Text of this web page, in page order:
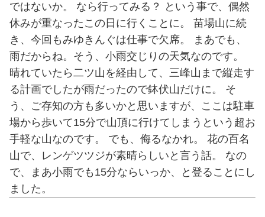
ではないか。 なら行ってみる？ という事で、偶然
休みが重なったこの日に行くことに。 苗場山に続
き、今回もみゆきんぐは仕事で欠席。 まあでも、
雨だからね。そう、小雨交じりの天気なのです。
晴れていたら二ツ山を経由して、三峰山まで縦走す
る計画でしたが雨だったので鉢伏山だけに。 そ
う、ご存知の方も多いかと思いますが、ここは駐車
場から歩いて15分で山頂に行けてしまうという超お
手軽な山なのです。 でも、侮るなかれ。 花の百名
山で、レンゲツツジが素晴らしいと言う話。 なの
で、まあ小雨でも15分ならいっか、と登ることにし
ました。